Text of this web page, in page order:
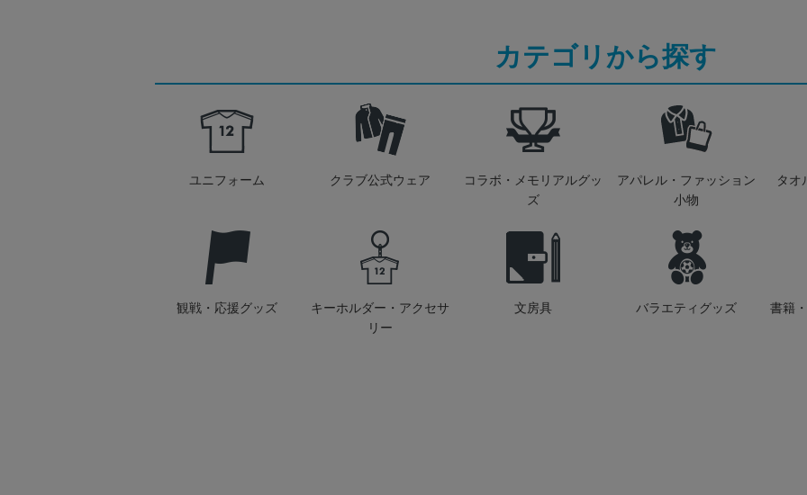
カテゴリから探す
ユニフォーム クラブ公式ウェア
コラボ・メモリアルグッ
ズ
アパレル・ファッション
小物
タオ
観戦・応援グッズ
キーホルダー・アクセサ
リー
文房具 バラエティグッズ 書籍